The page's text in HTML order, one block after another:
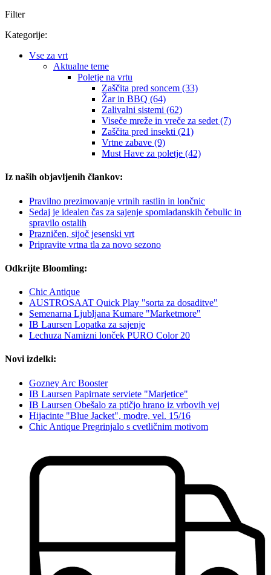
Filter
Kategorije:
Vse za vrt
Aktualne teme
Poletje na vrtu
Zaščita pred soncem (33)
Žar in BBQ (64)
Zalivalni sistemi (62)
Viseče mreže in vreče za sedet (7)
Zaščita pred insekti (21)
Vrtne zabave (9)
Must Have za poletje (42)
Iz naših objavljenih člankov:
Pravilno prezimovanje vrtnih rastlin in lončnic
Sedaj je idealen čas za sajenje spomladanskih čebulic in
spravilo ostalih
Prazničen, sijoč jesenski vrt
Pripravite vrtna tla za novo sezono
Odkrijte Bloomling:
Chic Antique
AUSTROSAAT Quick Play "sorta za dosaditve"
Semenarna Ljubljana Kumare "Marketmore"
IB Laursen Lopatka za sajenje
Lechuza Namizni lonček PURO Color 20
Novi izdelki:
Gozney Arc Booster
IB Laursen Papirnate serviete "Marjetice"
IB Laursen Obešalo za ptičjo hrano iz vrbovih vej
Hijacinte "Blue Jacket", modre, vel. 15/16
Chic Antique Pregrinjalo s cvetličnim motivom